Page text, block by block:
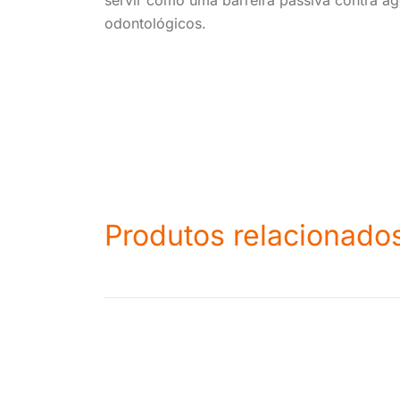
odontológicos.
Produtos